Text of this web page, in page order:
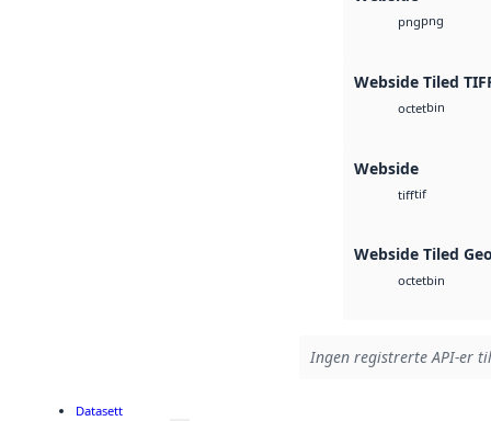
pngpng
Webside Tiled
octetbin
Webside
tifftif
Webside Tiled
octetbin
Ingen registrerte API-er
Datasett